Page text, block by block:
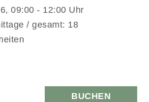
09:00 - 12:00 Uhr
/ gesamt: 18
BUCHEN